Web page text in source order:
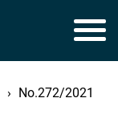
No.272/2021